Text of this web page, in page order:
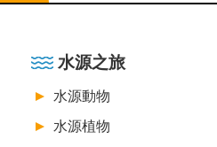
水源之旅
水源動物
水源植物